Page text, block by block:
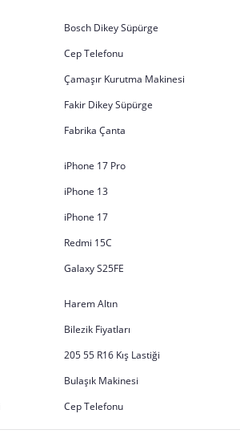
Bosch Dikey Süpürge
Cep Telefonu
Çamaşır Kurutma Makinesi
Fakir Dikey Süpürge
Fabrika Çanta
iPhone 17 Pro
iPhone 13
iPhone 17
Redmi 15C
Galaxy S25FE
Harem Altın
Bilezik Fiyatları
205 55 R16 Kış Lastiği
Bulaşık Makinesi
Cep Telefonu